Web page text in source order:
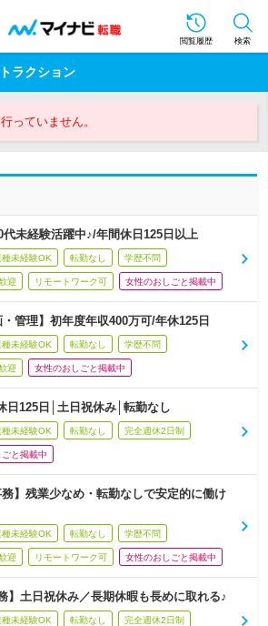
閲覧履歴 検索
ラクション
っていません。
未経験活躍中♪/年間休日125日以上
未経験OK 転勤なし 学歴不問
迎 リモートワーク可 女性のおしごと掲載中
管理】初年度年収400万可/年休125日
未経験OK 転勤なし 学歴不問
迎 女性のおしごと掲載中
125日│土日祝休み│転勤なし
未経験OK 転勤なし 完全週休2日制
と掲載中
】残業少なめ・転勤なしで安定的に働け
未経験OK 転勤なし 学歴不問
迎 リモートワーク可 女性のおしごと掲載中
】土日祝休み／長期休暇も長めに取れる♪
未経験OK 転勤なし 完全週休2日制